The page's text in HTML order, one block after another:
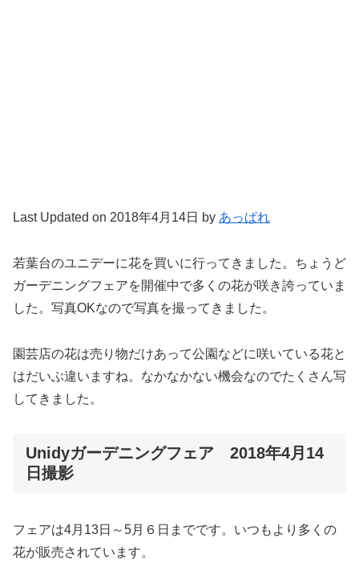
Last Updated on 2018年4月14日 by あっぱれ
若葉台のユニデーに花を買いに行ってきました。ちょうど
ガーデニングフェアを開催中で多くの花が咲き誇っていま
した。写真OKなので写真を撮ってきました。
園芸店の花は売り物だけあって公園などに咲いている花と
はだいぶ違いますね。なかなかない機会なのでたくさん写
してきました。
Unidyガーデニングフェア 2018年4月14
日撮影
フェアは4月13日～5月６日までです。いつもより多くの
花が販売されています。